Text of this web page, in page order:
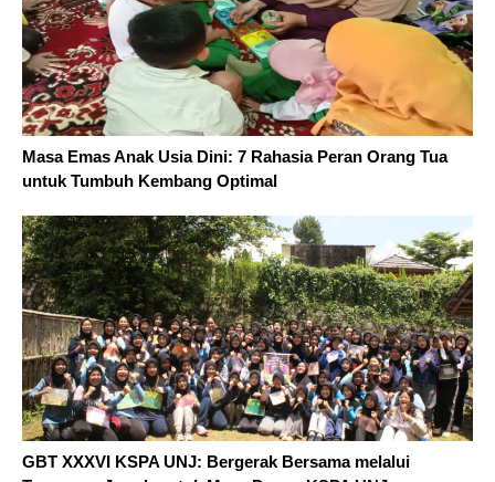
Masa Emas Anak Usia Dini: 7 Rahasia Peran Orang Tua
untuk Tumbuh Kembang Optimal
GBT XXXVI KSPA UNJ: Bergerak Bersama melalui